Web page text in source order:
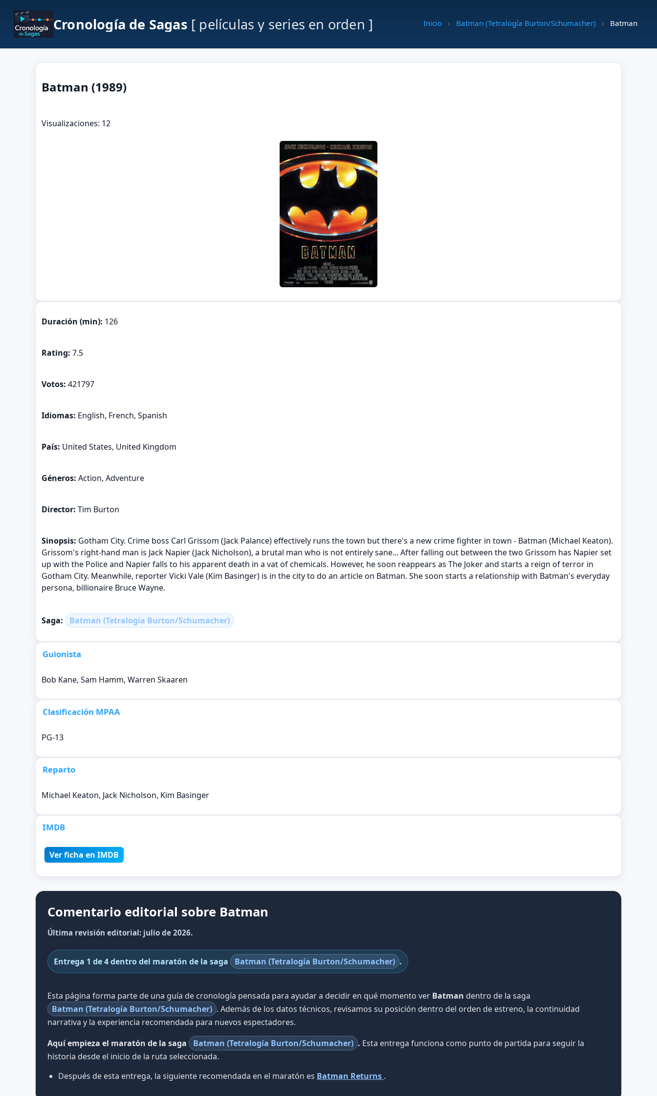
Cronología de Sagas [ películas y series en orden ] Inicio › Batman (Tetralogía Burton/Schumacher) › Batman
Batman (1989)
Visualizaciones: 12
Duración (min): 126
Rating: 7.5
Votos: 421797
Idiomas: English, French, Spanish
País: United States, United Kingdom
Géneros: Action, Adventure
Director: Tim Burton
Sinopsis: Gotham City. Crime boss Carl Grissom (Jack Palance) effectively runs the town but there's a new crime fighter in town - Batman (Michael Keaton).
Grissom's right-hand man is Jack Napier (Jack Nicholson), a brutal man who is not entirely sane... After falling out between the two Grissom has Napier set
up with the Police and Napier falls to his apparent death in a vat of chemicals. However, he soon reappears as The Joker and starts a reign of terror in
Gotham City. Meanwhile, reporter Vicki Vale (Kim Basinger) is in the city to do an article on Batman. She soon starts a relationship with Batman's everyday
persona, billionaire Bruce Wayne.
Saga: Batman (Tetralogía Burton/Schumacher)
Guionista
Bob Kane, Sam Hamm, Warren Skaaren
Clasificación MPAA
PG-13
Reparto
Michael Keaton, Jack Nicholson, Kim Basinger
IMDB
Ver ficha en IMDB
Comentario editorial sobre Batman
Última revisión editorial: julio de 2026.
Entrega 1 de 4 dentro del maratón de la saga Batman (Tetralogía Burton/Schumacher) .
Esta página forma parte de una guía de cronología pensada para ayudar a decidir en qué momento ver Batman dentro de la saga
Batman (Tetralogía Burton/Schumacher) . Además de los datos técnicos, revisamos su posición dentro del orden de estreno, la continuidad
narrativa y la experiencia recomendada para nuevos espectadores.
Aquí empieza el maratón de la saga
Batman (Tetralogía Burton/Schumacher) . Esta entrega funciona como punto de partida para seguir la
historia desde el inicio de la ruta seleccionada.
Después de esta entrega, la siguiente recomendada en el maratón es Batman Returns .